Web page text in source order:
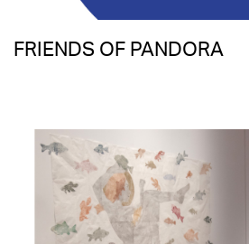
FRIENDS OF PANDORA